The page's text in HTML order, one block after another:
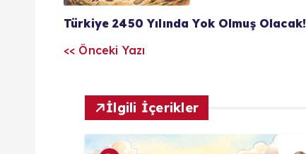
z
Türkiye 2450 Yılında Yok Olmuş Olacak!
<< Önceki Yazı
İlgili İçerikler